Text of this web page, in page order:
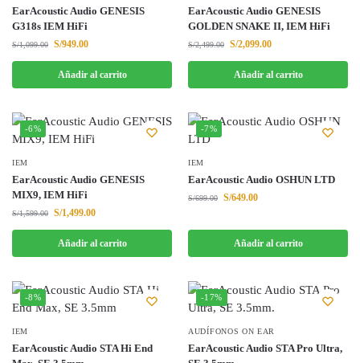
EarAcoustic Audio GENESIS
G318s IEM HiFi
S/1,099.00 S/949.00
Añadir al carrito
EarAcoustic Audio GENESIS
GOLDEN SNAKE II, IEM HiFi
S/2,499.00 S/2,099.00
Añadir al carrito
-6%
IEM
EarAcoustic Audio GENESIS
MIX9, IEM HiFi
S/1,599.00 S/1,499.00
Añadir al carrito
-7%
IEM
EarAcoustic Audio OSHUN LTD
S/699.00 S/649.00
Añadir al carrito
-8%
IEM
EarAcoustic Audio STA Hi End
-17%
AUDÍFONOS ON EAR
EarAcoustic Audio STA Pro Ultra,